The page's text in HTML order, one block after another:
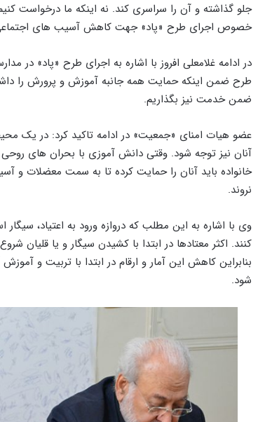
جلو گذاشته و آن را سراسری کند. نه اینکه ما درخواست
خصوص اجرای طرح «پاد» جهت کاهش آسیب های اجتماعی
در ادامه غلامعلی افروز با اشاره به اجرای طرح «پاد» در
طرح‌ ضمن اینکه حمایت همه جانبه آموزش و پرورش را
ضمن خدمت نیز بگذاریم.
عضو هیات امنای «جمعیت» در ادامه تاکید کرد: در یک
آنان نیز توجه شود. وقتی دانش آموزی با بحران های
خانواده باید آنان را حمایت کرده تا به سمت معضلات و
نروند.
وی با اشاره به این مطلب که دروازه ورود به اعتیاد،
کنند. اکثر معتادها در ابتدا با کشیدن سیگار و یا قلیان
بنابراین کاهش این آمار و ارقام در ابتدا با تربیت و
شود.